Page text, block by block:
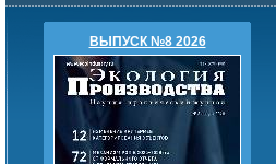
ВЫПУСК №8 2026